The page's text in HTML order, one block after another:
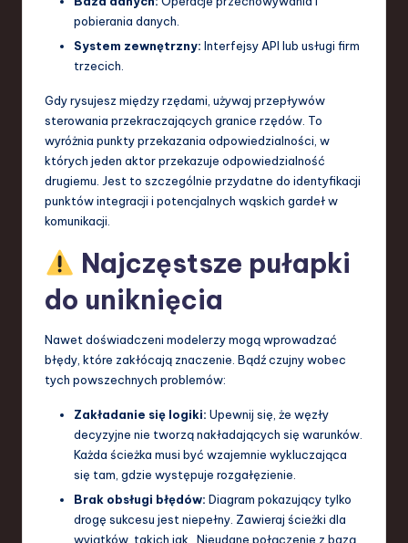
pobierania danych.
System zewnętrzny: Interfejsy API lub usługi firm
trzecich.
Gdy rysujesz między rzędami, używaj przepływów
sterowania przekraczających granice rzędów. To
wyróżnia punkty przekazania odpowiedzialności, w
których jeden aktor przekazuje odpowiedzialność
drugiemu. Jest to szczególnie przydatne do identyfikacji
punktów integracji i potencjalnych wąskich gardeł w
komunikacji.
Najczęstsze pułapki
do uniknięcia
Nawet doświadczeni modelerzy mogą wprowadzać
błędy, które zakłócają znaczenie. Bądź czujny wobec
tych powszechnych problemów:
Zakładanie się logiki: Upewnij się, że węzły
decyzyjne nie tworzą nakładających się warunków.
Każda ścieżka musi być wzajemnie wykluczająca
się tam, gdzie występuje rozgałęzienie.
Brak obsługi błędów: Diagram pokazujący tylko
drogę sukcesu jest niepełny. Zawieraj ścieżki dla
wyjątków, takich jak „Nieudane połączenie z bazą